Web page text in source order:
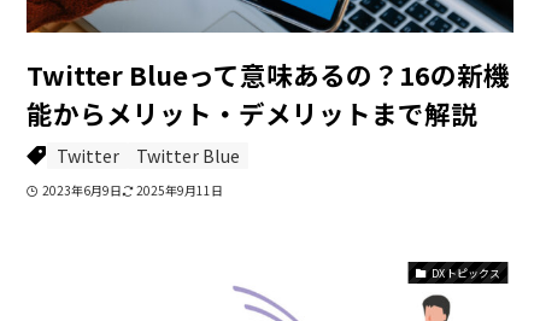
Twitter Blueって意味あるの？16の新機
能からメリット・デメリットまで解説
Twitter Twitter Blue
2023年6月9日 2025年9月11日
DXトピックス